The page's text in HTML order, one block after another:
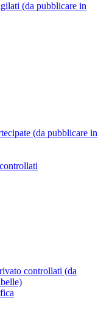
(da pubblicare in
(da pubblicare in
controllati (da